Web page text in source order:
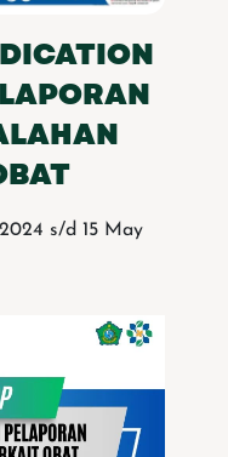
s/d 15 May